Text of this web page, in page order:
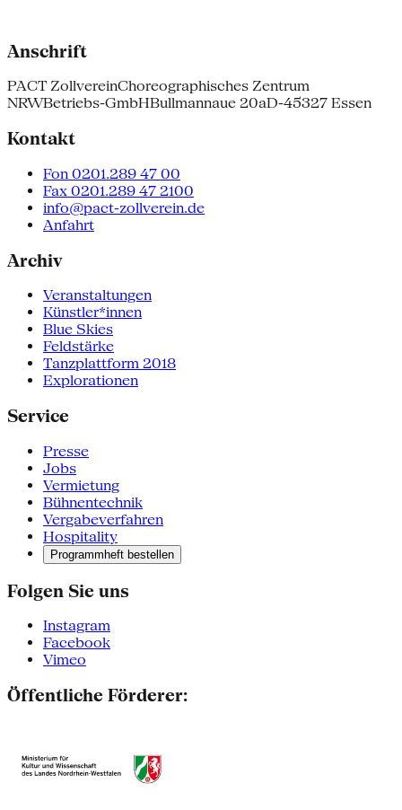
Anschrift
PACT ZollvereinChoreographisches Zentrum
NRWBetriebs-GmbHBullmannaue 20aD-45327 Essen
Kontakt
Fon 0201.289 47 00
Fax 0201.289 47 2100
info@pact-zollverein.de
Anfahrt
Archiv
Veranstaltungen
Künstler*innen
Blue Skies
Feldstärke
Tanzplattform 2018
Explorationen
Service
Presse
Jobs
Vermietung
Bühnentechnik
Vergabeverfahren
Hospitality
Programmheft bestellen
Folgen Sie uns
Instagram
Facebook
Vimeo
Öffentliche Förderer: